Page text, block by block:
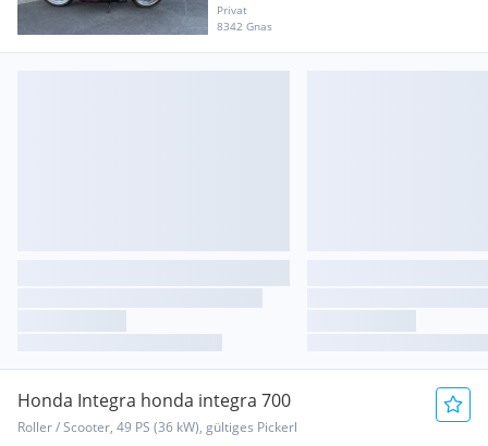
Privat
8342 Gnas
Honda Integra honda integra 700
Roller / Scooter, 49 PS (36 kW), gültiges Pickerl